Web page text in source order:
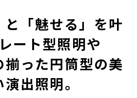
と「魅せる」を叶
ート型照明や
揃った円筒型の美
演出照明。